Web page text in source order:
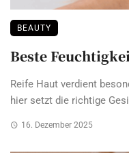
BEAUTY
Beste
Reife Haut verdient
hier setzt die richtige
16. Dezember 2025